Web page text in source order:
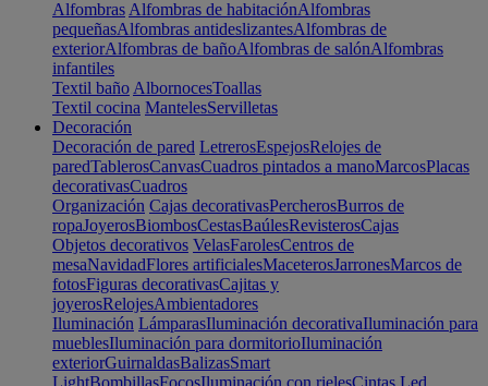
Alfombras Alfombras de habitaciónAlfombras
pequeñasAlfombras antideslizantesAlfombras de
exteriorAlfombras de bañoAlfombras de salónAlfombras
infantiles
Textil baño AlbornocesToallas
Textil cocina MantelesServilletas
Decoración
Decoración de pared LetrerosEspejosRelojes de
paredTablerosCanvasCuadros pintados a manoMarcosPlacas
decorativasCuadros
Organización Cajas decorativasPercherosBurros de
ropaJoyerosBiombosCestasBaúlesRevisterosCajas
Objetos decorativos VelasFarolesCentros de
mesaNavidadFlores artificialesMaceterosJarronesMarcos de
fotosFiguras decorativasCajitas y
joyerosRelojesAmbientadores
Iluminación LámparasIluminación decorativaIluminación para
mueblesIluminación para dormitorioIluminación
exteriorGuirnaldasBalizasSmart
LightBombillasFocosIluminación con rielesCintas Led